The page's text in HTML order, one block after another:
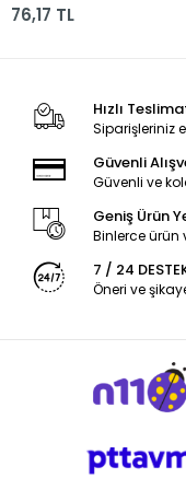
76,17 TL
Hızlı
Siparişleriniz
Güvenli
Güvenli ve
Geniş Ürün
Binlerce
7 / 24
Öneri ve